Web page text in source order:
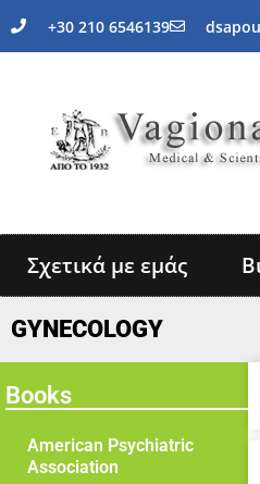
+30 210 6546139
Σχετικά με εμάς
GYNECOLOGY
Books
American Psychiatric
Association